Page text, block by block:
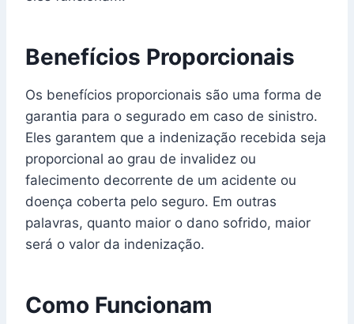
Benefícios Proporcionais
Os benefícios proporcionais são uma forma de
garantia para o segurado em caso de sinistro.
Eles garantem que a indenização recebida seja
proporcional ao grau de invalidez ou
falecimento decorrente de um acidente ou
doença coberta pelo seguro. Em outras
palavras, quanto maior o dano sofrido, maior
será o valor da indenização.
Como Funcionam